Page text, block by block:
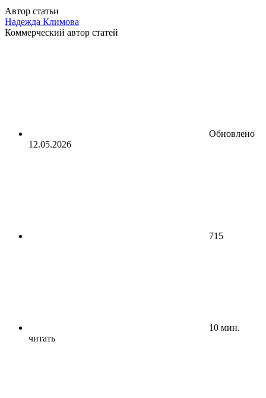
Автор статьи
Надежда Климова
Коммерческий автор статей
Обновлено
12.05.2026
715
10 мин.
читать